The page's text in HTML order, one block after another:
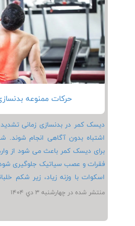
ایده ال را کوتاه تر می کند. اگر
بهبود عملکرد ورزشی است،
پروتئین دار یک ضرورت غیر قابل
حرکات ممنوعه
دیسک کمر در بدنسازی زمانی
اشتباه بدون آگاهی انجام شوند.
برای دیسک کمر باعث می شود از
فقرات و عصب سیاتیک جلوگیری
اسکوات با وزنه زیاد، زیر شکم
جمله تمریناتی هستند که فشار بر
این حرکات می تواند باعث
زدگی دیسک شود. برخی از
منتشر شده در چهارشنبه 3 دي 1404